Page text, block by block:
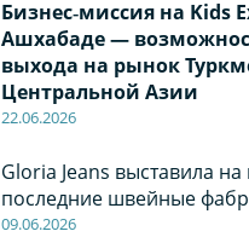
Бизнес‑миссия на Kids
Ашхабаде —
выхода на рынок
Центральной Азии
22.06.2026
Gloria Jeans выставила
последние швейные
09.06.2026